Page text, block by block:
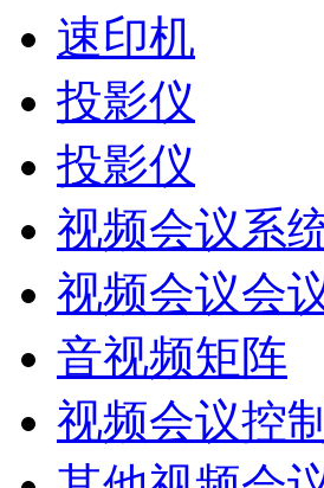
速印机
投影仪
投影仪
视频会议系
视频会议会
音视频矩阵
视频会议控